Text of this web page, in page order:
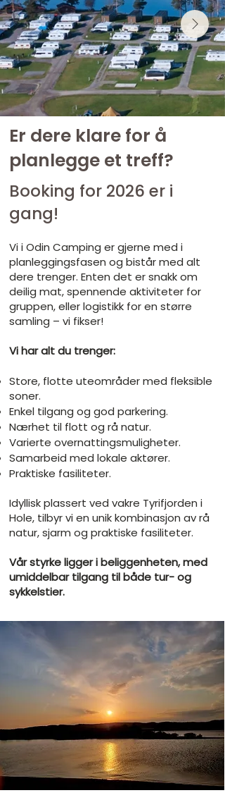
Er dere klare for å
planlegge et treff?
Booking for 2026 er i
gang!
​Vi i Odin Camping er gjerne med i
planleggingsfasen og bistår med alt
dere trenger. Enten det er snakk om
deilig mat, spennende aktiviteter for
gruppen, eller logistikk for en større
samling – vi fikser!
Vi har alt du trenger:
Store, flotte uteområder med fleksible
soner.
Enkel tilgang og god parkering.
Nærhet til flott og rå natur.
Varierte overnattingsmuligheter.​
Samarbeid med lokale aktører.
Praktiske fasiliteter.
Idyllisk plassert ved vakre Tyrifjorden i
Hole, tilbyr vi en unik kombinasjon av rå
natur, sjarm og praktiske fasiliteter.
Vår styrke ligger i beliggenheten, med
umiddelbar tilgang til både tur- og
sykkelstier.